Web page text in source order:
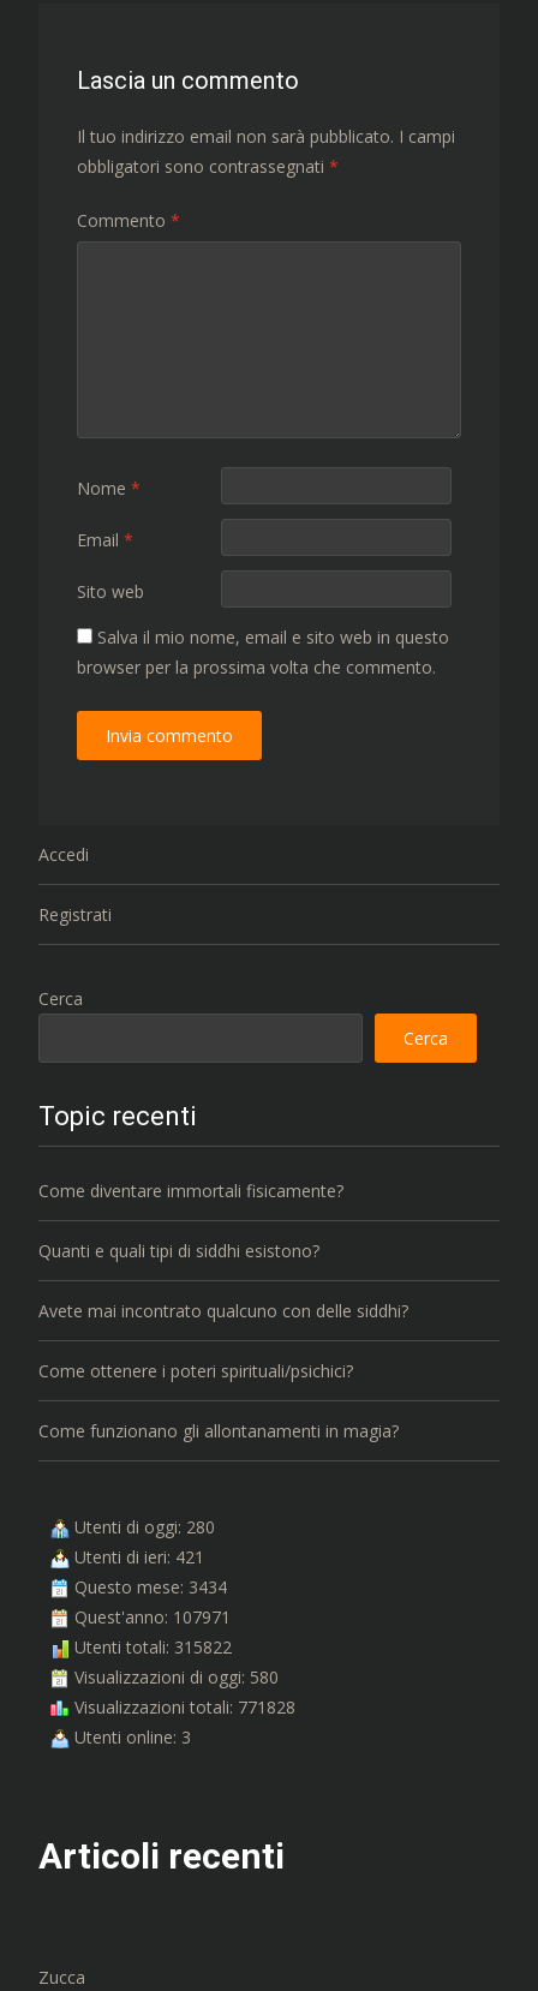
Lascia un commento
Il tuo indirizzo email non sarà pubblicato. I campi
obbligatori sono contrassegnati *
Commento *
Nome *
Email *
Sito web
Salva il mio nome, email e sito web in questo
browser per la prossima volta che commento.
Accedi
Registrati
Cerca
Cerca
Topic recenti
Come diventare immortali fisicamente?
Quanti e quali tipi di siddhi esistono?
Avete mai incontrato qualcuno con delle siddhi?
Come ottenere i poteri spirituali/psichici?
Come funzionano gli allontanamenti in magia?
Utenti di oggi: 280
Utenti di ieri: 421
Questo mese: 3434
Quest'anno: 107971
Utenti totali: 315822
Visualizzazioni di oggi: 580
Visualizzazioni totali: 771828
Utenti online: 3
Articoli recenti
Zucca